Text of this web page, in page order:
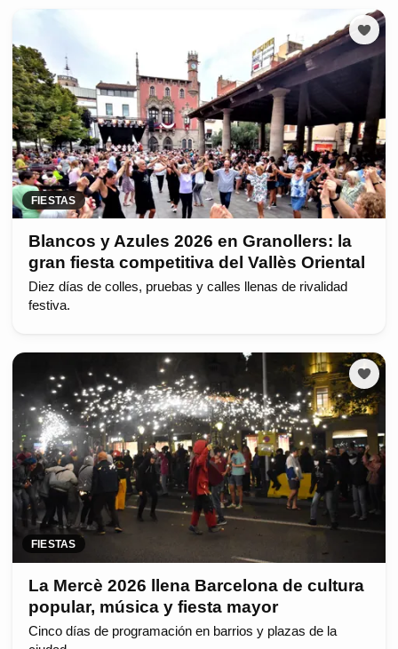
FIESTAS
Blancos y Azules 2026 en Granollers: la
gran fiesta competitiva del Vallès Oriental
Diez días de colles, pruebas y calles llenas de rivalidad
festiva.
FIESTAS
La Mercè 2026 llena Barcelona de cultura
popular, música y fiesta mayor
Cinco días de programación en barrios y plazas de la